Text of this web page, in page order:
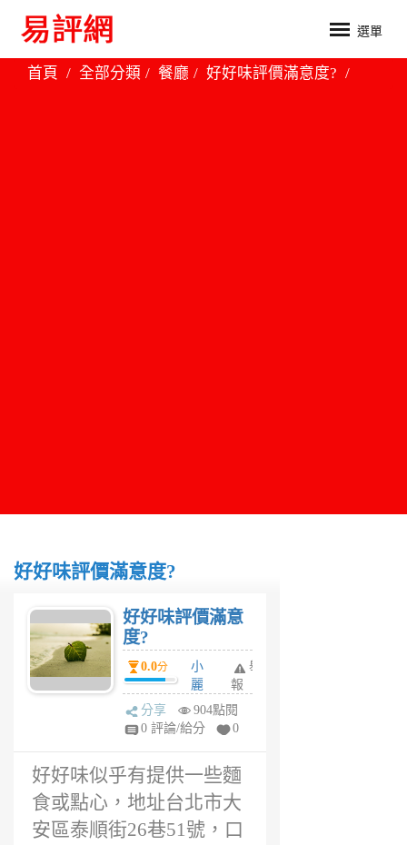
選單
首頁 全部分類 餐廳 好好味評價滿意度?
好好味評價滿意度?
好好味評價滿意
度?
0.0分
小
麗
6
年
舉
報
分享
904點閱
0 評論/給分
0
好好味似乎有提供一些麵
食或點心，地址台北市大
安區泰順街26巷51號，口